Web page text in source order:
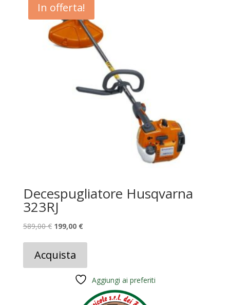
In offerta!
Decespugliatore Husqvarna
323RJ
589,00€ Il
era:
589,00 €.
199,00 €Il
199,00 €.
Acquista
Aggiungi ai preferiti